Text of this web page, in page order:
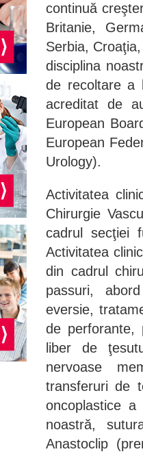
continuă
Britanie,
Serbia,
disciplina
de recoltare a
acreditat de
European
European
Urology).
Activitatea
Chirurgie
cadrul secţiei
Activitatea
din cadrul
passuri,
eversie,
de perforante,
liber de
nervoase
transferuri de
oncoplastice
noastră,
Anastoclip